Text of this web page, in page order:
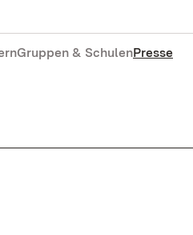
Gruppen & SchulenPresse